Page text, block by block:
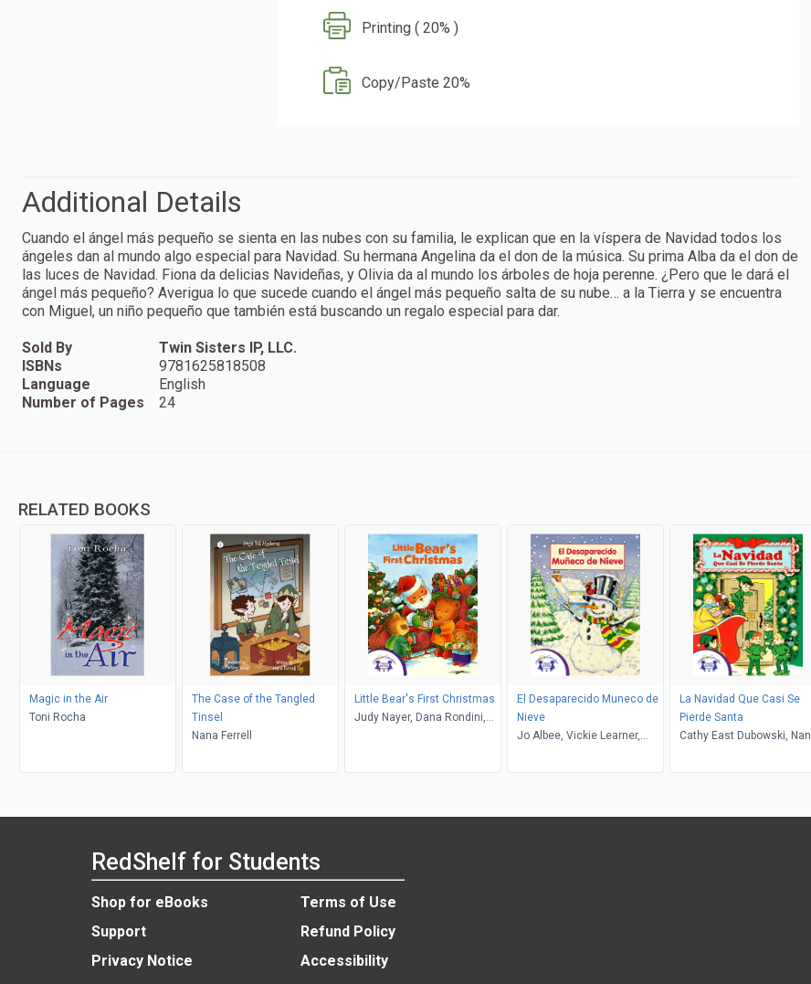
Printing ( 20% )
Copy/Paste 20%
Additional Details
Cuando el ángel más pequeño se sienta en las nubes con su familia, le explican que en la víspera de Navidad todos los
ángeles dan al mundo algo especial para Navidad. Su hermana Angelina da el don de la música. Su prima Alba da el don de
las luces de Navidad. Fiona da delicias Navideñas, y Olivia da al mundo los árboles de hoja perenne. ¿Pero que le dará el
ángel más pequeño? Averigua lo que sucede cuando el ángel más pequeño salta de su nube… a la Tierra y se encuentra
con Miguel, un niño pequeño que también está buscando un regalo especial para dar.
Sold By
Twin Sisters IP, LLC.
ISBNs
9781625818508
Language
English
Number of Pages
24
RELATED BOOKS
Magic in the Air
Toni Rocha
The Case of the Tangled
Tinsel
Nana Ferrell
Little Bear's First Christmas
Judy Nayer, Dana Rondini,
El Desaparecido Muneco de
Nieve
Jo Albee, Vickie Learner,
La Navidad Que Casi Se
Pierde Santa
Cathy East Dubowski, Nan
RedShelf for Students
Shop for eBooks
Terms of Use
Support
Refund Policy
Privacy Notice
Accessibility